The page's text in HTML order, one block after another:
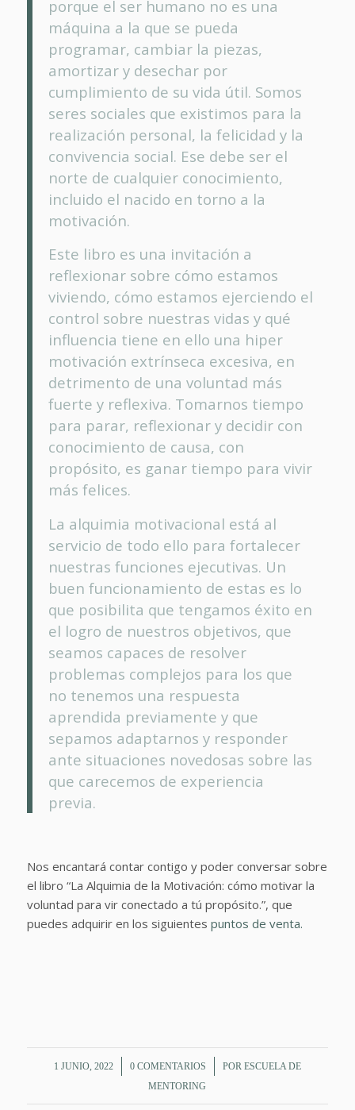
porque el ser humano no es una
máquina a la que se pueda
programar, cambiar la piezas,
amortizar y desechar por
cumplimiento de su vida útil. Somos
seres sociales que existimos para la
realización personal, la felicidad y la
convivencia social. Ese debe ser el
norte de cualquier conocimiento,
incluido el nacido en torno a la
motivación.
Este libro es una invitación a
reflexionar sobre cómo estamos
viviendo, cómo estamos ejerciendo el
control sobre nuestras vidas y qué
influencia tiene en ello una hiper
motivación extrínseca excesiva, en
detrimento de una voluntad más
fuerte y reflexiva. Tomarnos tiempo
para parar, reflexionar y decidir con
conocimiento de causa, con
propósito, es ganar tiempo para vivir
más felices.
La alquimia motivacional está al
servicio de todo ello para fortalecer
nuestras funciones ejecutivas. Un
buen funcionamiento de estas es lo
que posibilita que tengamos éxito en
el logro de nuestros objetivos, que
seamos capaces de resolver
problemas complejos para los que
no tenemos una respuesta
aprendida previamente y que
sepamos adaptarnos y responder
ante situaciones novedosas sobre las
que carecemos de experiencia
previa.
Nos encantará contar contigo y poder conversar sobre
el libro “La Alquimia de la Motivación: cómo motivar la
voluntad para vir conectado a tú propósito.”, que
puedes adquirir en los siguientes puntos de venta.
1 JUNIO, 2022
/ 0 COMENTARIOS
/ POR ESCUELA DE
MENTORING